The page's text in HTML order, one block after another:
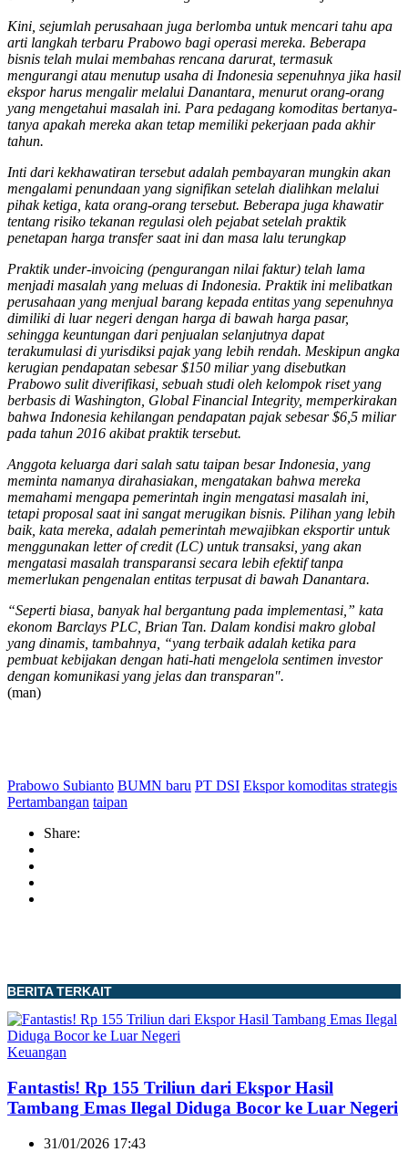
Kini, sejumlah perusahaan juga berlomba untuk mencari tahu apa
arti langkah terbaru Prabowo bagi operasi mereka. Beberapa
bisnis telah mulai membahas rencana darurat, termasuk
mengurangi atau menutup usaha di Indonesia sepenuhnya jika hasil
ekspor harus mengalir melalui Danantara, menurut orang-orang
yang mengetahui masalah ini. Para pedagang komoditas bertanya-
tanya apakah mereka akan tetap memiliki pekerjaan pada akhir
tahun.
Inti dari kekhawatiran tersebut adalah pembayaran mungkin akan
mengalami penundaan yang signifikan setelah dialihkan melalui
pihak ketiga, kata orang-orang tersebut. Beberapa juga khawatir
tentang risiko tekanan regulasi oleh pejabat setelah praktik
penetapan harga transfer saat ini dan masa lalu terungkap
Praktik under-invoicing (pengurangan nilai faktur) telah lama
menjadi masalah yang meluas di Indonesia. Praktik ini melibatkan
perusahaan yang menjual barang kepada entitas yang sepenuhnya
dimiliki di luar negeri dengan harga di bawah harga pasar,
sehingga keuntungan dari penjualan selanjutnya dapat
terakumulasi di yurisdiksi pajak yang lebih rendah. Meskipun angka
kerugian pendapatan sebesar $150 miliar yang disebutkan
Prabowo sulit diverifikasi, sebuah studi oleh kelompok riset yang
berbasis di Washington, Global Financial Integrity, memperkirakan
bahwa Indonesia kehilangan pendapatan pajak sebesar $6,5 miliar
pada tahun 2016 akibat praktik tersebut.
Anggota keluarga dari salah satu taipan besar Indonesia, yang
meminta namanya dirahasiakan, mengatakan bahwa mereka
memahami mengapa pemerintah ingin mengatasi masalah ini,
tetapi proposal saat ini sangat merugikan bisnis. Pilihan yang lebih
baik, kata mereka, adalah pemerintah mewajibkan eksportir untuk
menggunakan letter of credit (LC) untuk transaksi, yang akan
mengatasi masalah transparansi secara lebih efektif tanpa
memerlukan pengenalan entitas terpusat di bawah Danantara.
“Seperti biasa, banyak hal bergantung pada implementasi,” kata
ekonom Barclays PLC, Brian Tan. Dalam kondisi makro global
yang dinamis, tambahnya, “yang terbaik adalah ketika para
pembuat kebijakan dengan hati-hati mengelola sentimen investor
dengan komunikasi yang jelas dan transparan".
(man)
Prabowo Subianto BUMN baru PT DSI Ekspor komoditas strategis
Pertambangan taipan
Share:
BERITA TERKAIT
Keuangan
Fantastis! Rp 155 Triliun dari Ekspor Hasil
Tambang Emas Ilegal Diduga Bocor ke Luar Negeri
31/01/2026 17:43